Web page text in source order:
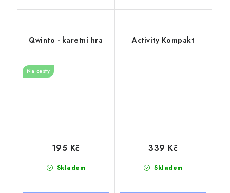
Qwinto - karetní hra
Na cesty
Skladem
195 Kč
Activity Kompakt
Skladem
339 Kč